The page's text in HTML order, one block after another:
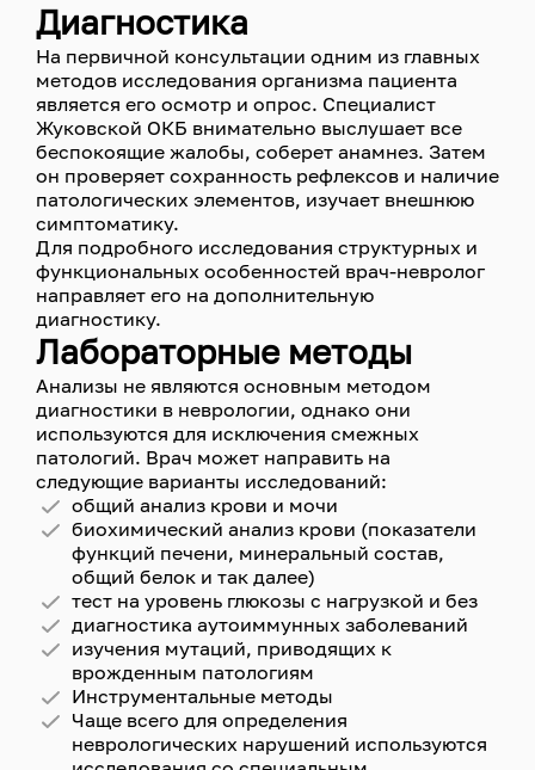
Диагностика
На первичной консультации одним из главных
методов исследования организма пациента
является его осмотр и опрос. Специалист
Жуковской ОКБ внимательно выслушает все
беспокоящие жалобы, соберет анамнез. Затем
он проверяет сохранность рефлексов и наличие
патологических элементов, изучает внешнюю
симптоматику.
Для подробного исследования структурных и
функциональных особенностей врач-невролог
направляет его на дополнительную
диагностику.
Лабораторные методы
Анализы не являются основным методом
диагностики в неврологии, однако они
используются для исключения смежных
патологий. Врач может направить на
следующие варианты исследований:
общий анализ крови и мочи
биохимический анализ крови (показатели
функций печени, минеральный состав,
общий белок и так далее)
тест на уровень глюкозы с нагрузкой и без
диагностика аутоиммунных заболеваний
изучения мутаций, приводящих к
врожденным патологиям
Инструментальные методы
Чаще всего для определения
неврологических нарушений используются